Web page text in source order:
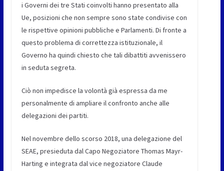
i Governi dei tre Stati coinvolti hanno presentato alla
Ue, posizioni che non sempre sono state condivise con
le rispettive opinioni pubbliche e Parlamenti. Di fronte a
questo problema di correttezza istituzionale, il
Governo ha quindi chiesto che tali dibattiti avvenissero
in seduta segreta.
Ciò non impedisce la volontà già espressa da me
personalmente di ampliare il confronto anche alle
delegazioni dei partiti.
Nel novembre dello scorso 2018, una delegazione del
SEAE, presieduta dal Capo Negoziatore Thomas Mayr-
Harting e integrata dal vice negoziatore Claude